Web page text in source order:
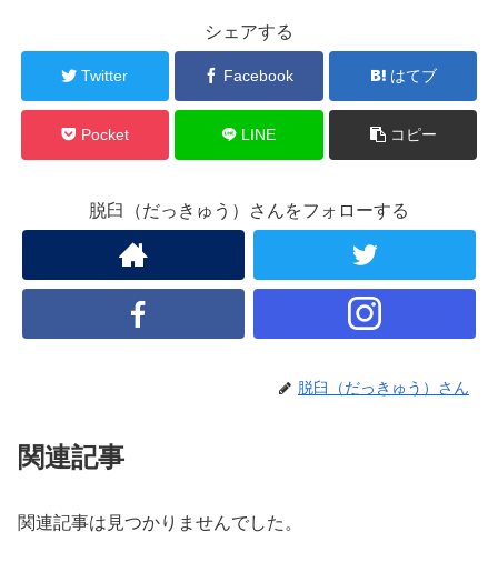
シェアする
Twitter Facebook はてブ
Pocket LINE コピー
脱臼（だっきゅう）さんをフォローする
脱臼（だっきゅう）さん
関連記事
関連記事は見つかりませんでした。